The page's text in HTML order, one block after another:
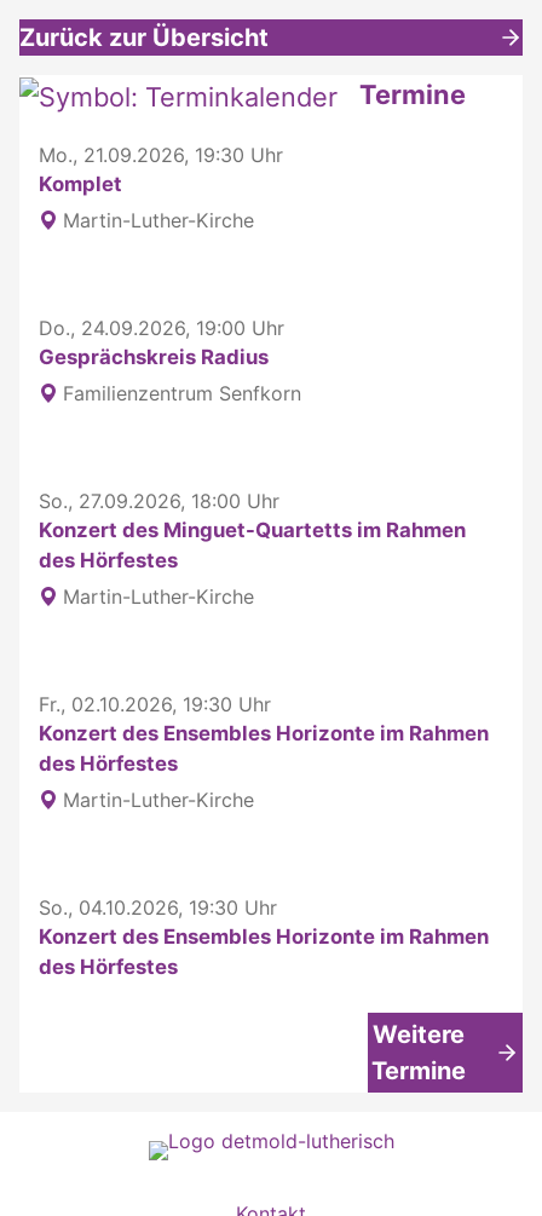
Zurück zur Übersicht
Weitere interessante Inhalte Termine
Mo., 21.09.2026, 19:30 Uhr
Komplet
Martin-Luther-Kirche
Do., 24.09.2026, 19:00 Uhr
Gesprächskreis Radius
Familienzentrum Senfkorn
So., 27.09.2026, 18:00 Uhr
Konzert des Minguet-Quartetts im Rahmen
des Hörfestes
Martin-Luther-Kirche
Fr., 02.10.2026, 19:30 Uhr
Konzert des Ensembles Horizonte im Rahmen
des Hörfestes
Martin-Luther-Kirche
So., 04.10.2026, 19:30 Uhr
Konzert des Ensembles Horizonte im Rahmen
des Hörfestes
Weitere
Termine